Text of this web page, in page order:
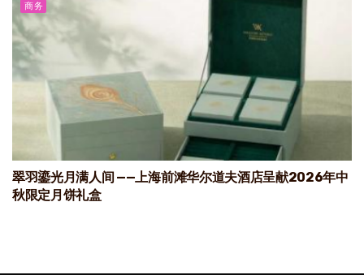
商务
翠羽鎏光月满人间 ——上海前滩华尔道夫酒店呈献2026年中
秋限定月饼礼盒